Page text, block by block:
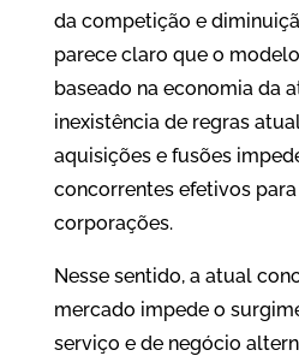
da competição e
parece claro que o
baseado na economia da
inexistência de regras
aquisições e fusões
concorrentes efetivos
corporações.
Nesse sentido, a atual
mercado impede o
serviço e de negócio